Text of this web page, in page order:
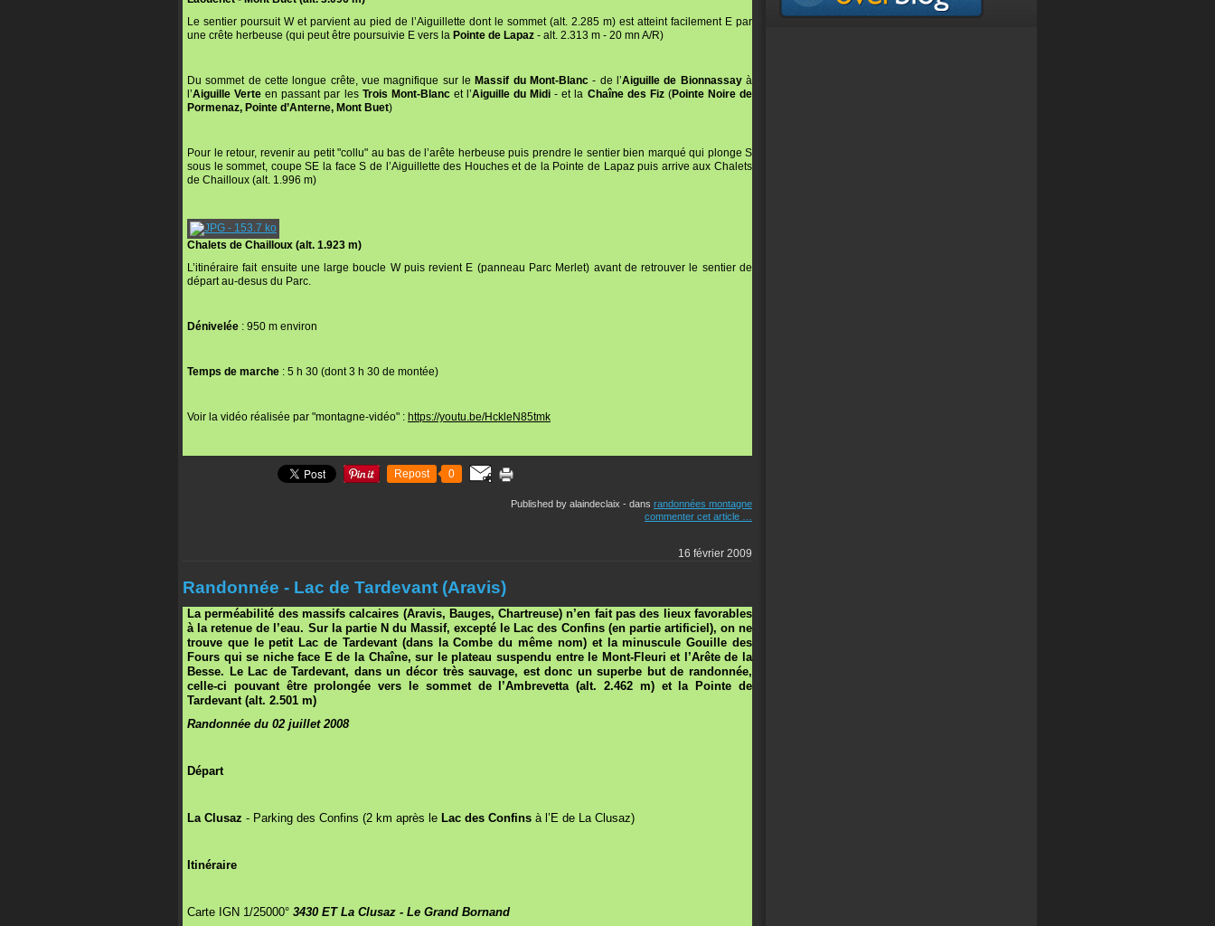
Le sentier poursuit W et parvient au pied de l’Aiguillette dont le sommet (alt. 2.285 m) est atteint facilement E par
une crête herbeuse (qui peut être poursuivie E vers la Pointe de Lapaz - alt. 2.313 m - 20 mn A/R)
Du sommet de cette longue crête, vue magnifique sur le Massif du Mont-Blanc - de l’Aiguille de Bionnassayà
l’Aiguille Verte en passant par les Trois Mont-Blancet l’Aiguille du Midi - et la Chaîne des Fiz(Pointe Noire de
Pormenaz, Pointe d’Anterne, Mont Buet)
Pour le retour, revenir au petit "collu" au bas de l’arête herbeuse puis prendre le sentier bien marqué qui plonge S
sous le sommet, coupe SE la face S de l’Aiguillette des Houches et de la Pointe de Lapaz puis arrive aux Chalets
de Chailloux (alt. 1.996 m)
Chalets de Chailloux (alt. 1.923 m)
L’itinéraire fait ensuite une large boucle W puis revient E (panneau Parc Merlet) avant de retrouver le sentier de
départ au-desus du Parc.
Dénivelée : 950 m environ
Temps de marche : 5 h 30 (dont 3 h 30 de montée)
Voir la vidéo réalisée par "montagne-vidéo" : https://youtu.be/HckleN85tmk
Repost 0
Published by alaindeclaix - dans randonnées montagne
commenter cet article
16 février 2009
Randonnée - Lac de Tardevant (Aravis)
La perméabilité des massifs calcaires (Aravis, Bauges, Chartreuse) n’en fait pas des lieux favorables
à la retenue de l’eau. Sur la partie N du Massif, excepté le Lac des Confins (en partie artificiel), on ne
trouve que le petit Lac de Tardevant (dans la Combe du même nom) et la minuscule Gouille des
Fours qui se niche face E de la Chaîne, sur le plateau suspendu entre le Mont-Fleuri et l’Arête de la
Besse. Le Lac de Tardevant, dans un décor très sauvage, est donc un superbe but de randonnée,
celle-ci pouvant être prolongée vers le sommet de l’Ambrevetta (alt. 2.462 m) et la Pointe de
Tardevant (alt. 2.501 m)
Randonnée du 02 juillet 2008
Départ
La Clusaz - Parking des Confins (2 km après le Lac des Confins à l’E de La Clusaz)
Itinéraire
Carte IGN 1/25000° 3430 ET La Clusaz - Le Grand Bornand